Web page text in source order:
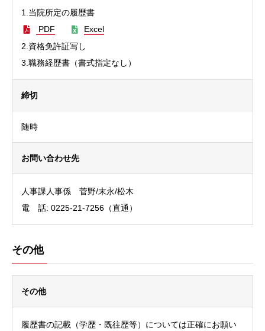
1.当院所定の履歴書
PDF
Excel
2.資格免許証写し
3.職務経歴書（書式指定なし）
締切
随時
お問い合わせ先
人事課人事係 菅野/末永/松木
電 話: 0225-21-7256（直通）
その他
その他
履歴書の記載（学歴・既往歴等）については正確にお願い